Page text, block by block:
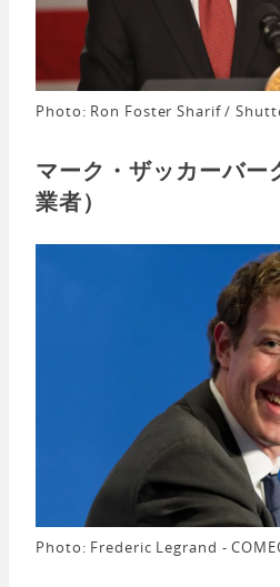
Photo: Ron Foster Sharif /
マーク・ザッカーバ
業者）
Photo: Frederic Legrand -